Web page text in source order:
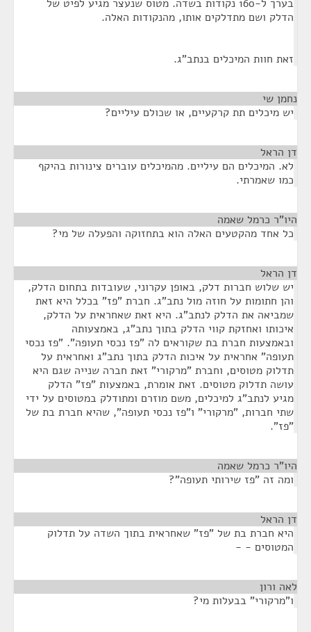
בערך ל-160 נקודות בשדה. מטוס שנעצר מגיע לפיט של
הדלק ושם מתדלקים אותו, מהנקודות האלה.
זאת חוות המיכלים בנתב"ג.
נחמן שי
יש מיכלים תת קרקעיים, או שכולם עיליים?
דן הראל
לא. המיכלים הם עיליים. מהמיכלים עוברים צינורות בהיקף
כמו שאמרתי.
היו"ר כרמל שאמה
כל אחד מהקטעים האלה הוא בתחזוקה והפעלה של מי?
דן הראל
יש שלוש חברות דלק, באופן עקרוני, שעובדות בתחום הדלק,
והן חתומות על חוזה מול נתב"ג. חברת "פז" בכלל היא זאת
שמביאה את הדלק לנתב"ג. היא זאת שאחראית על הדלק,
איכותו ואחזקת קווי הדלק בתוך נתב"ג, באמצעותה
ובאמצעות חברת בת שקוראים לה "פז נכסי תעופה". "פז נכסי
תעופה" אחראית על איכות הדלק בתוך נתב"ג ואחראית על
תדלוק מטוסים, וחברת "מרקורי" זאת חברה שנייה שגם היא
עושה תדלוק מטוסים. זאת אומרת, באמצעות "פז" הדלק
מגיע לנתב"ג למיכלים, משם מוזרם ומתודלק במטוסים על ידי
שתי חברות, "מרקורי" ו"פז נכסי תעופה", שהיא חברת בת של
"פז".
היו"ר כרמל שאמה
ומה זה "פז שירותי תעופה"?
דן הראל
היא חברת בת של "פז" שאחראית בתוך השדה על תדלוק
המטוסים - -
לאה ורון
ו"מרקורי" בבעלות מי?